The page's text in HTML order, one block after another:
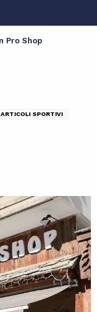
Pro Shop
SPORTIVI